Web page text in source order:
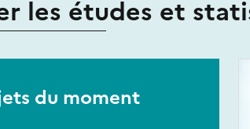
les études et
du moment